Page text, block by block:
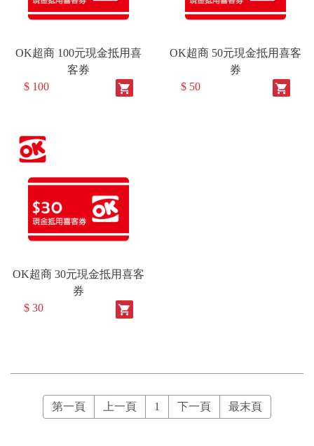
OK超商 100元現金抵用喜
客券
$ 100
shopping_cart
OK超商 50元現金抵用喜客
券
$ 50
shopping_cart
OK超商 30元現金抵用喜客
券
$ 30
shopping_cart
第一頁 上一頁 1 下一頁 最末頁